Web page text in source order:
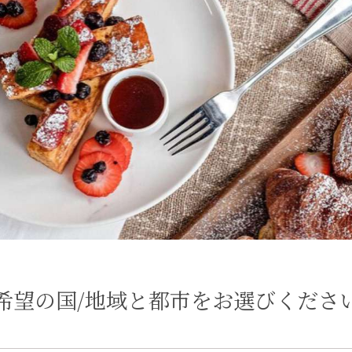
望の国/地域と都市をお選びくださ